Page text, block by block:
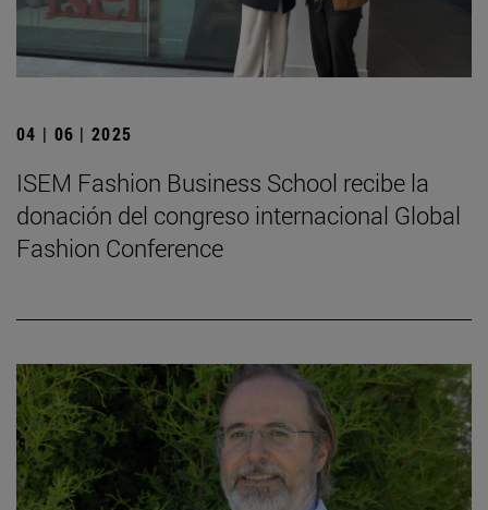
04 | 06 | 2025
ISEM Fashion Business School recibe la
donación del congreso internacional Global
Fashion Conference